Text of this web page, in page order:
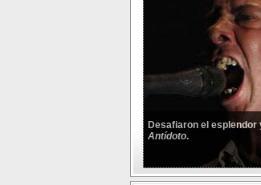
Desafiaron el
Antídoto.